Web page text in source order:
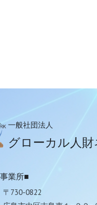
一般社団法人
グローカル人
業所■
〒730-0822